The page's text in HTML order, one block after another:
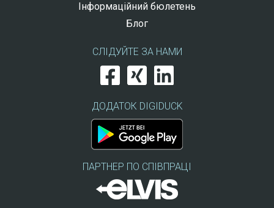
Інформаційний бюлетень
Блог
СЛІДУЙТЕ ЗА НАМИ
ДОДАТОК DIGIDUCK
ПАРТНЕР ПО СПІВПРАЦІ